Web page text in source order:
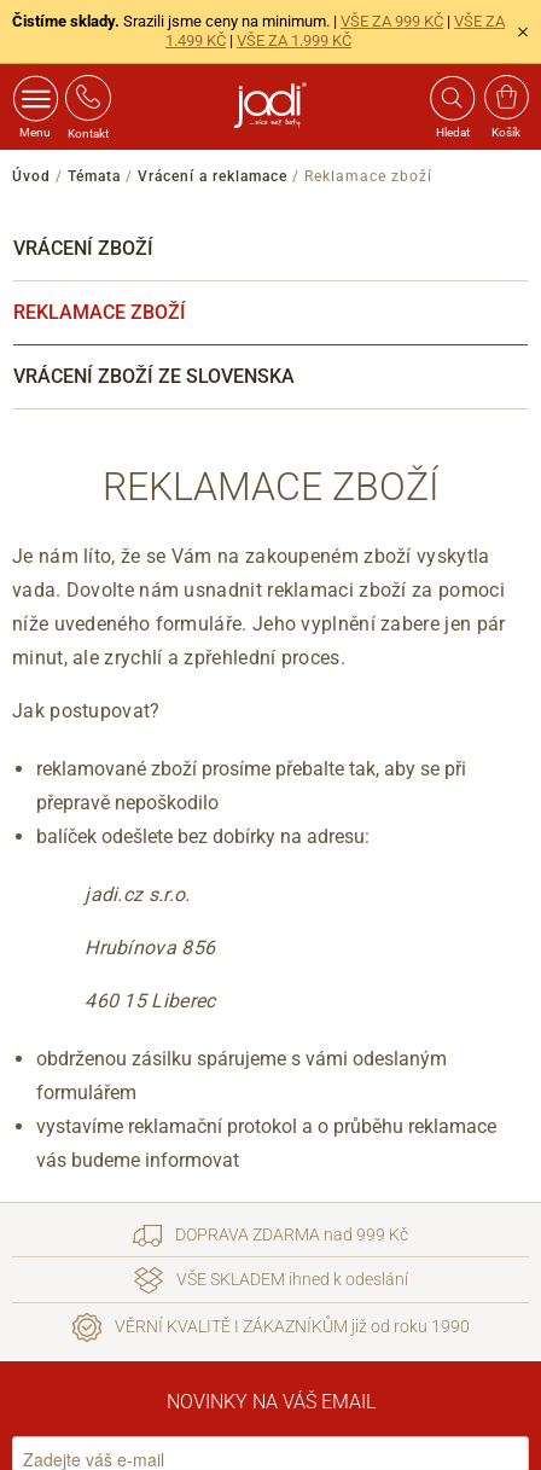
Čistíme sklady. Srazili jsme ceny na minimum. | VŠE ZA 999 KČ | VŠE ZA
1.499 KČ | VŠE ZA 1.999 KČ
Menu Kontakt Hledat Košík
Úvod / Témata / Vrácení a reklamace / Reklamace zboží
VRÁCENÍ ZBOŽÍ
REKLAMACE ZBOŽÍ
VRÁCENÍ ZBOŽÍ ZE SLOVENSKA
REKLAMACE ZBOŽÍ
Je nám líto, že se Vám na zakoupeném zboží vyskytla
vada. Dovolte nám usnadnit reklamaci zboží za pomoci
níže uvedeného formuláře. Jeho vyplnění zabere jen pár
minut, ale zrychlí a zpřehlední proces.
Jak postupovat?
reklamované zboží prosíme přebalte tak, aby se při
přepravě nepoškodilo
balíček odešlete bez dobírky na adresu:
jadi.cz s.r.o.
Hrubínova 856
460 15 Liberec
obdrženou zásilku spárujeme s vámi odeslaným
formulářem
vystavíme reklamační protokol a o průběhu reklamace
vás budeme informovat
DOPRAVA ZDARMA nad 999 Kč
VŠE SKLADEM ihned k odeslání
VĚRNÍ KVALITĚ I ZÁKAZNÍKŮM již od roku 1990
NOVINKY NA VÁŠ EMAIL